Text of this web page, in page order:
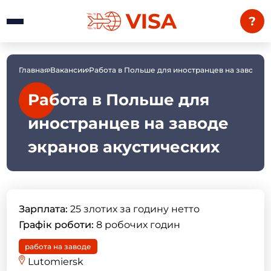
?
Главная Вакансии Работа в Польше для иностранцев на заводе
Работа в Польше для
иностранцев на заводе
экранов акустических
Зарплата: 25 злотих за годину нетто
Графік роботи: 8 робочих годин
работа на заводе
Lutomiersk